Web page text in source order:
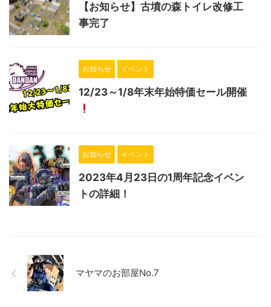
【お知らせ】古墳の森トイレ改修工
事完了
お知らせ イベント
12/23～1/8年末年始特価セール開催
お知らせ イベント
2023年4月23日の1周年記念イベン
トの詳細！
マヤマのお部屋No.7